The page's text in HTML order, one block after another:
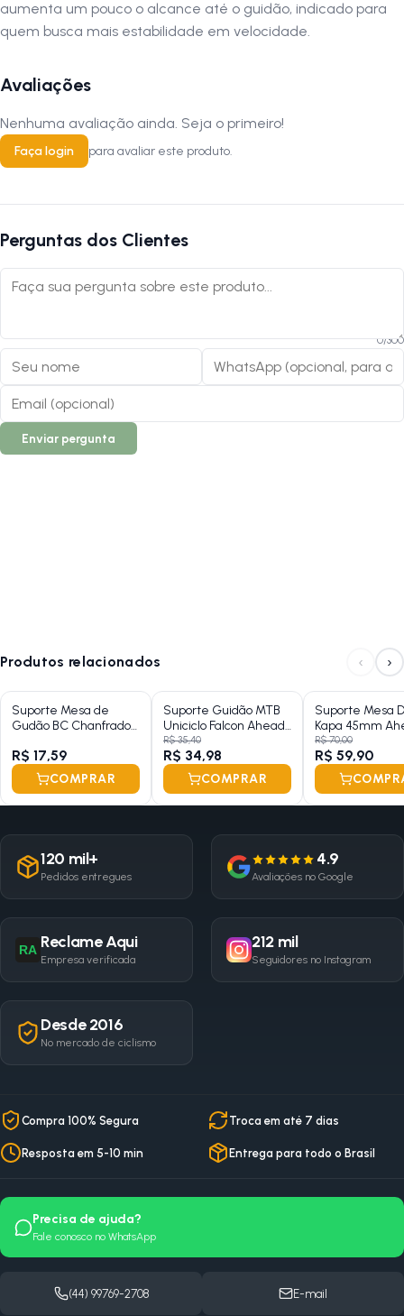
Verifique as dimensões do produto e certifique-se que o mesmo passa
por portas, corredores e elevadores. Verifique limitações do produto
Siga-nos no Instagram:@lojanapista
Assista no YouTube:
aumenta um pouco o alcance até o guidão, indicado para
quem busca mais estabilidade em velocidade.
Avaliações
Nenhuma avaliação ainda. Seja o primeiro!
Faça login para avaliar este produto.
Perguntas dos Clientes
0/300
Enviar pergunta
Produtos relacionados ‹ ›
Suporte Mesa de
Gudão BC Chanfrado
21mm
R$ 17,59
COMPRAR
Suporte Guidão MTB
Uniciclo Falcon Ahead
Set 35mm x 31,8mm
R$ 35,40
R$ 34,98
COMPRAR
Suporte Mesa
Kapa 45mm
31,8mm
R$ 70,00
R$ 59,90
120 mil+
Pedidos entregues
4.9
Avaliações no Google
RA Reclame Aqui
Empresa verificada
212 mil
Seguidores no Instagram
Desde 2016
No mercado de ciclismo
Compra 100% Segura Troca em até 7 dias
Resposta em 5-10 min Entrega para todo o Brasil
Precisa de ajuda?
Fale conosco no WhatsApp
(44) 99769-2708 E-mail